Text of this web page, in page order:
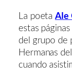
La poetaAle
estas
del grupo de
Hermanas
cuando